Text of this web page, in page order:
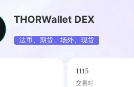
THORWallet DEX
法币、期货、场外、现货
1115
交易对